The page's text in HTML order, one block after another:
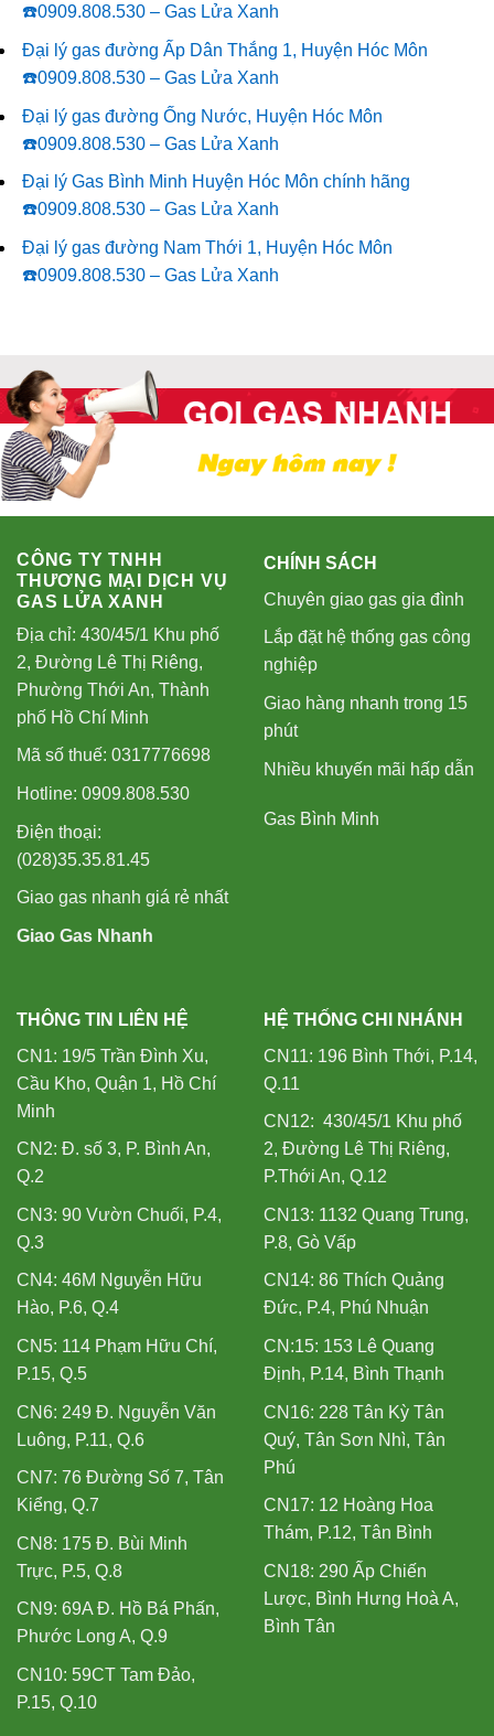
☎️0909.808.530 – Gas Lửa Xanh
Đại lý gas đường Ấp Dân Thắng 1, Huyện Hóc Môn
☎️0909.808.530 – Gas Lửa Xanh
Đại lý gas đường Ống Nước, Huyện Hóc Môn
☎️0909.808.530 – Gas Lửa Xanh
Đại lý Gas Bình Minh Huyện Hóc Môn chính hãng
☎️0909.808.530 – Gas Lửa Xanh
Đại lý gas đường Nam Thới 1, Huyện Hóc Môn
☎️0909.808.530 – Gas Lửa Xanh
CÔNG TY TNHH
THƯƠNG MẠI DỊCH VỤ
GAS LỬA XANH
Địa chỉ: 430/45/1 Khu phố
2, Đường Lê Thị Riêng,
Phường Thới An, Thành
phố Hồ Chí Minh
Mã số thuế: 0317776698
Hotline: 0909.808.530
Điện thoại:
(028)35.35.81.45
Giao gas nhanh giá rẻ nhất
Giao Gas Nhanh
CHÍNH SÁCH
Chuyên giao gas gia đình
Lắp đặt hệ thống gas công
nghiệp
Giao hàng nhanh trong 15
phút
Nhiều khuyến mãi hấp dẫn
Gas Bình Minh
THÔNG TIN LIÊN HỆ
CN1: 19/5 Trần Đình Xu,
Cầu Kho, Quận 1, Hồ Chí
Minh
CN2: Đ. số 3, P. Bình An,
Q.2
CN3: 90 Vườn Chuối, P.4,
Q.3
CN4: 46M Nguyễn Hữu
Hào, P.6, Q.4
CN5: 114 Phạm Hữu Chí,
P.15, Q.5
CN6: 249 Đ. Nguyễn Văn
Luông, P.11, Q.6
CN7: 76 Đường Số 7, Tân
Kiểng, Q.7
CN8: 175 Đ. Bùi Minh
Trực, P.5, Q.8
CN9: 69A Đ. Hồ Bá Phấn,
Phước Long A, Q.9
CN10: 59CT Tam Đảo,
P.15, Q.10
HỆ THỐNG CHI NHÁNH
CN11: 196 Bình Thới, P.14,
Q.11
CN12: 430/45/1 Khu phố
2, Đường Lê Thị Riêng,
P.Thới An, Q.12
CN13: 1132 Quang Trung,
P.8, Gò Vấp
CN14: 86 Thích Quảng
Đức, P.4, Phú Nhuận
CN:15: 153 Lê Quang
Định, P.14, Bình Thạnh
CN16: 228 Tân Kỳ Tân
Quý, Tân Sơn Nhì, Tân
Phú
CN17: 12 Hoàng Hoa
Thám, P.12, Tân Bình
CN18: 290 Ấp Chiến
Lược, Bình Hưng Hoà A,
Bình Tân